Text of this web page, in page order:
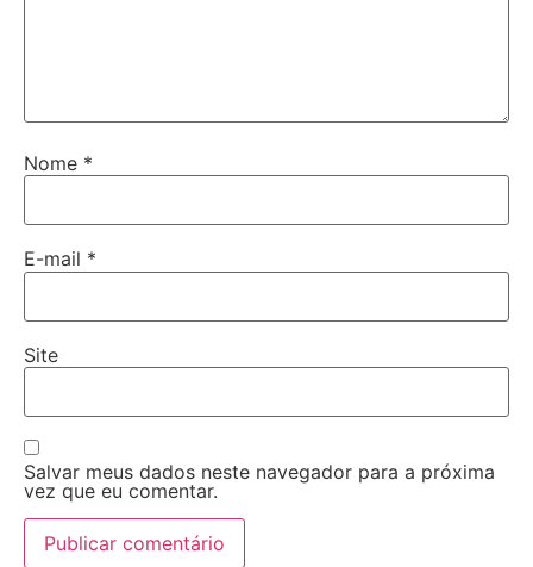
Nome *
E-mail *
Site
Salvar meus dados neste navegador para a próxima
vez que eu comentar.